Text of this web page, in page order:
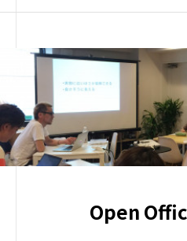
Open